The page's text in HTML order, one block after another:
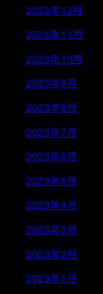
2023年12月
2023年11月
2023年10月
2023年9月
2023年8月
2023年7月
2023年6月
2023年5月
2023年4月
2023年3月
2023年2月
2023年1月